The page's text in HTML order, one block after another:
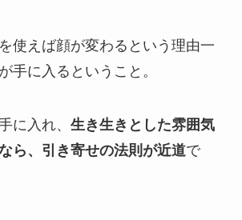
使えば顔が変わるという理由一
手に入るということ。
に入れ、 生き生きとした雰囲気
ら、引き寄せの法則が近道で